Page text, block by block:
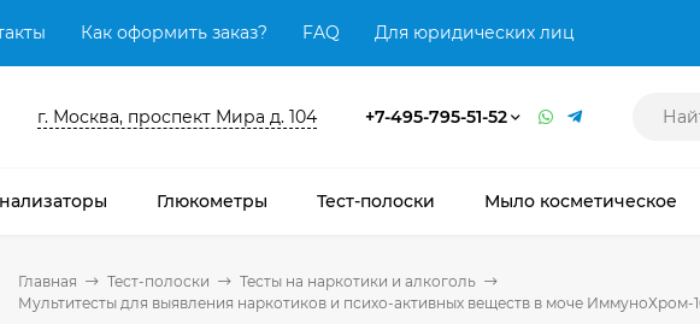
Как оформить заказ? FAQ Для юридических лиц
г. Москва, проспект Мира д. 104 +7-495-795-51-52
Глюкометры Тест-полоски Мыло косметическое
Главная Тест-полоски
Тесты на наркотики и алкоголь
Мультитесты для выявления наркотиков и психо-активных веществ в моче